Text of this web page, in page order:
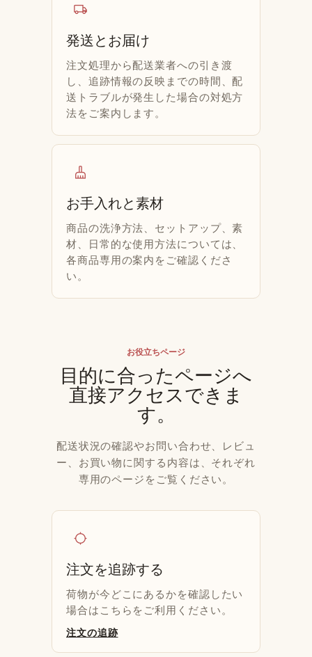
local_shipping
発送とお届け
注文処理から配送業者への引き渡
し、追跡情報の反映までの時間、配
送トラブルが発生した場合の対処方
法をご案内します。
cleaning_services
お手入れと素材
商品の洗浄方法、セットアップ、素
材、日常的な使用方法については、
各商品専用の案内をご確認くださ
い。
お役立ちページ
目的に合ったページへ
直接アクセスできま
す。
配送状況の確認やお問い合わせ、レビュ
ー、お買い物に関する内容は、それぞれ
専用のページをご覧ください。
location_searching
注文を追跡する
荷物が今どこにあるかを確認したい
場合はこちらをご利用ください。
注文の追跡